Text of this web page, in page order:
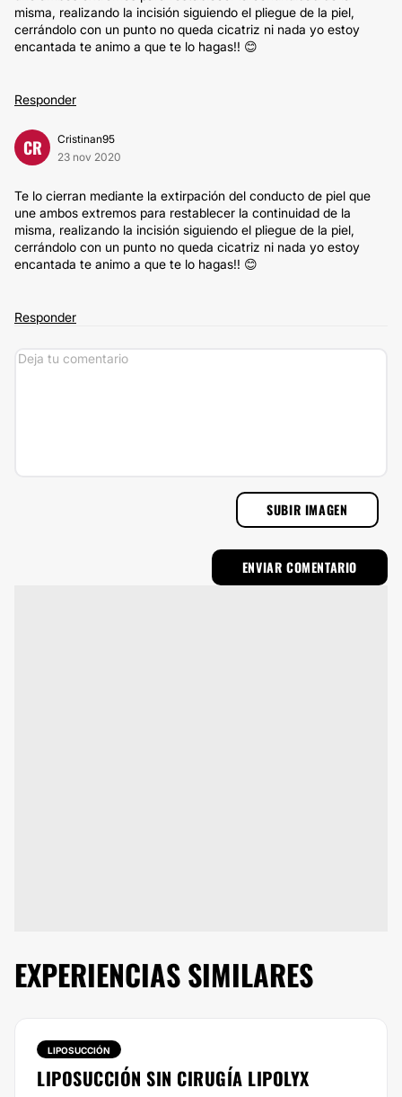
misma, realizando la incisión siguiendo el pliegue de la piel,
cerrándolo con un punto no queda cicatriz ni nada yo estoy
encantada te animo a que te lo hagas!! 😊
Responder
CR
Cristinan95
23 nov 2020
Te lo cierran mediante la extirpación del conducto de piel que
une ambos extremos para restablecer la continuidad de la
misma, realizando la incisión siguiendo el pliegue de la piel,
cerrándolo con un punto no queda cicatriz ni nada yo estoy
encantada te animo a que te lo hagas!! 😊
Responder
SUBIR IMAGEN
EXPERIENCIAS SIMILARES
LIPOSUCCIÓN
LIPOSUCCIÓN SIN CIRUGÍA LIPOLYX